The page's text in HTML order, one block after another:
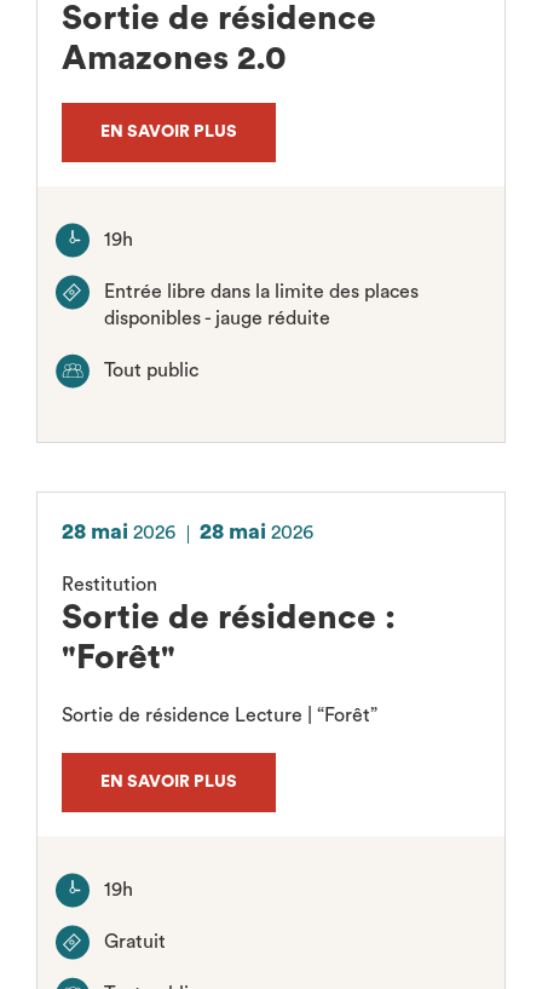
Sortie de résidence
Amazones 2.0
EN SAVOIR PLUS
19h
Entrée libre dans la limite des places
disponibles - jauge réduite
Tout public
28 mai 2026 28 mai 2026
Restitution
Sortie de résidence :
"Forêt"
Sortie de résidence Lecture | “Forêt”
EN SAVOIR PLUS
19h
Gratuit